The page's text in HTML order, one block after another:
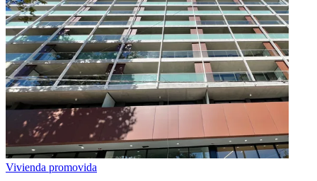
Vivienda promovida